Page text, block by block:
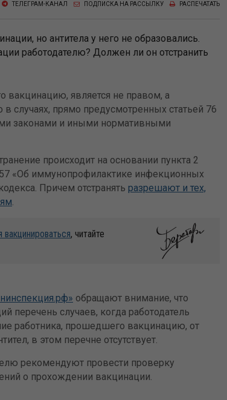
РАСПЕЧАТАТЬ
ПОДПИСКА НА РАССЫЛКУ
ТЕЛЕГРАМ-КАНАЛ
но антитела у него не образовались.
работодателю? Должен ли он отстранить
вакцинацию, является не правом, а
случаях, прямо предусмотренных статьей 76
законами и иными нормативными
происходит на основании пункта 2
«Об иммунопрофилактике инфекционных
Причем отстранять разрешают и тех,
.
, читайте
обращают внимание, что
случаев, когда работодатель
работника, прошедшего вакцинацию, от
в этом перечне отсутствует.
рекомендуют провести проверку
о прохождении вакцинации.